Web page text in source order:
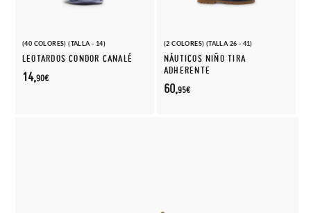
(40 COLORES) (TALLA - 14)
LEOTARDOS CONDOR CANALÉ
14,90€
(2 COLORES) (TALLA 26 - 41)
NÁUTICOS NIÑO TIRA
ADHERENTE
60,95€